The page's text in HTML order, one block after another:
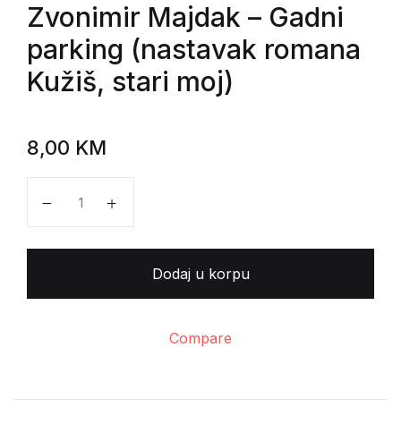
Zvonimir Majdak – Gadni
parking (nastavak romana
Kužiš, stari moj)
8,00 KM
Dodaj u korpu
Compare